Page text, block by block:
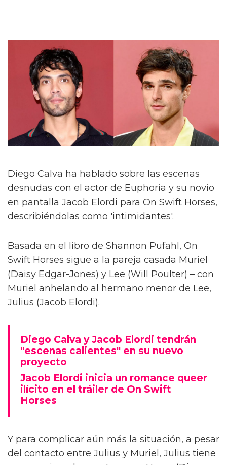
Diego Calva ha hablado sobre las escenas
desnudas con el actor de Euphoria y su novio
en pantalla Jacob Elordi para On Swift Horses,
describiéndolas como 'intimidantes'.
Basada en el libro de Shannon Pufahl, On
Swift Horses sigue a la pareja casada Muriel
(Daisy Edgar-Jones) y Lee (Will Poulter) – con
Muriel anhelando al hermano menor de Lee,
Julius (Jacob Elordi).
Diego Calva y Jacob Elordi tendrán
"escenas calientes" en su nuevo
proyecto
Jacob Elordi inicia un romance queer
ilícito en el tráiler de On Swift
Horses
Y para complicar aún más la situación, a pesar
del contacto entre Julius y Muriel, Julius tiene